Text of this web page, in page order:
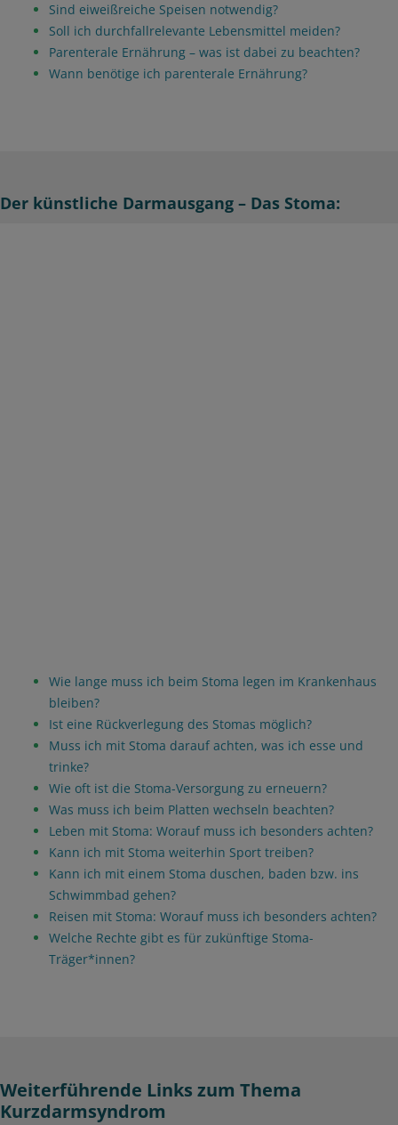
Sind eiweißreiche Speisen notwendig?
Soll ich durchfallrelevante Lebensmittel meiden?
Parenterale Ernährung – was ist dabei zu beachten?
Wann benötige ich parenterale Ernährung?
Der künstliche Darmausgang – Das Stoma:
Wie lange muss ich beim Stoma legen im Krankenhaus
bleiben?
Ist eine Rückverlegung des Stomas möglich?
Muss ich mit Stoma darauf achten, was ich esse und
trinke?
Wie oft ist die Stoma-Versorgung zu erneuern?
Was muss ich beim Platten wechseln beachten?
Leben mit Stoma: Worauf muss ich besonders achten?
Kann ich mit Stoma weiterhin Sport treiben?
Kann ich mit einem Stoma duschen, baden bzw. ins
Schwimmbad gehen?
Reisen mit Stoma: Worauf muss ich besonders achten?
Welche Rechte gibt es für zukünftige Stoma-
Träger*innen?
Weiterführende Links zum Thema
Kurzdarmsyndrom